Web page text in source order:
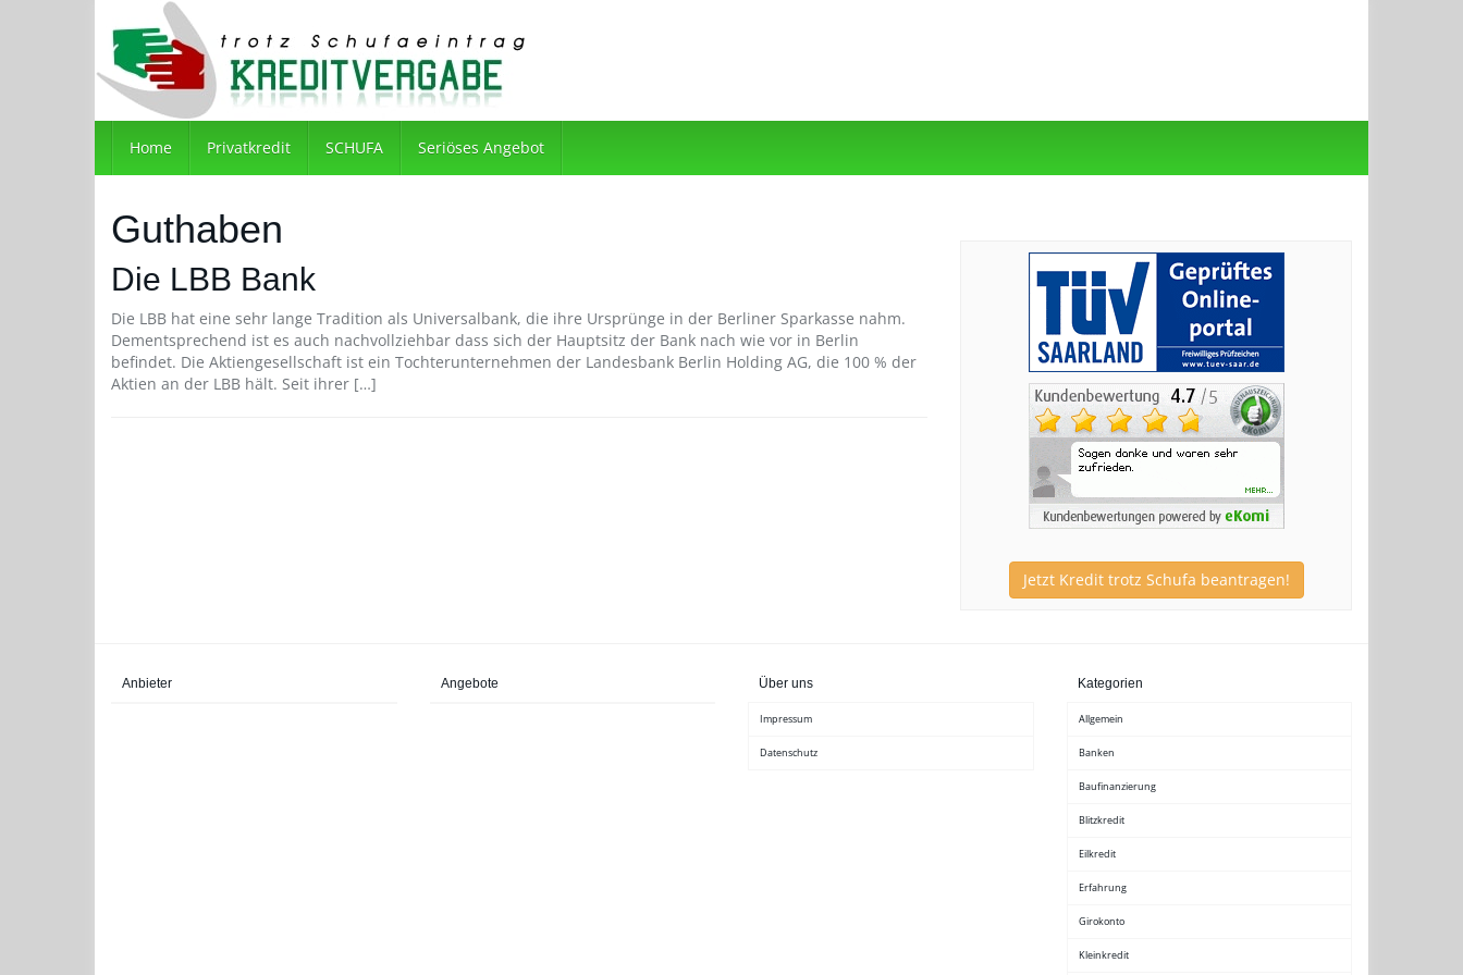
Home Privatkredit SCHUFA Seriöses Angebot
Guthaben
Die LBB Bank
Die LBB hat eine sehr lange Tradition als Universalbank, die ihre Ursprünge in der Berliner Sparkasse nahm.
Dementsprechend ist es auch nachvollziehbar dass sich der Hauptsitz der Bank nach wie vor in Berlin
befindet. Die Aktiengesellschaft ist ein Tochterunternehmen der Landesbank Berlin Holding AG, die 100 % der
Aktien an der LBB hält. Seit ihrer […]
Jetzt Kredit trotz Schufa beantragen!
Anbieter Angebote Über uns
Impressum
Datenschutz
Kategorien
Allgemein
Banken
Baufinanzierung
Blitzkredit
Eilkredit
Erfahrung
Girokonto
Kleinkredit